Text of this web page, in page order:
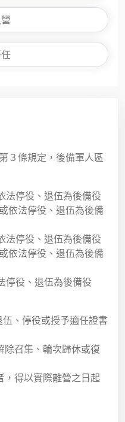
３條規定，後備軍人區
法停役、退伍為後備役
依法停役、退伍為後備
法停役、退伍為後備役
依法停役、退伍為後備
停役、退伍為後備役
、停役或授予適任證書
除召集、輪次歸休或復
，得以實際離營之日起